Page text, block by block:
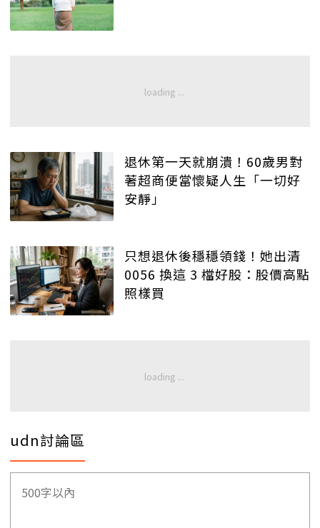
退休第一天就崩潰！60歲男對
著超商便當懷疑人生「一切好
安靜」
只想退休後穩穩領錢！她出清
0056 換這 3 檔好股：股價高點
照樣買
udn討論區